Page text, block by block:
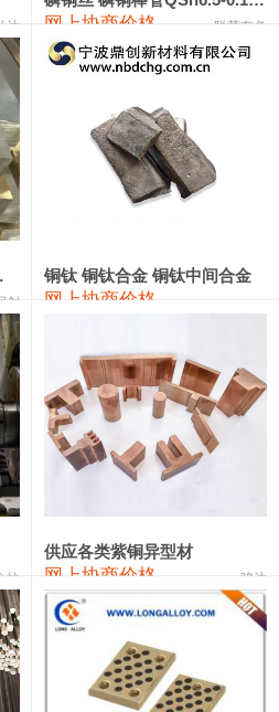
9,700
10,400
12,300 0
113,970
114,200 400
109,860
26,400 100
100
24,400
达 网上协商价格 联荣有色
方板
创
铜钛 铜钛合金 铜钛中间合金
网上协商价格
拉
供应各类紫铜异型材
网上协商价格 骏达